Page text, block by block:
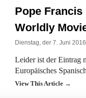
Pope
Worldly
Dienstag, der 7. Juni
Leider ist der Eintrag
Europäisches
View This Article →